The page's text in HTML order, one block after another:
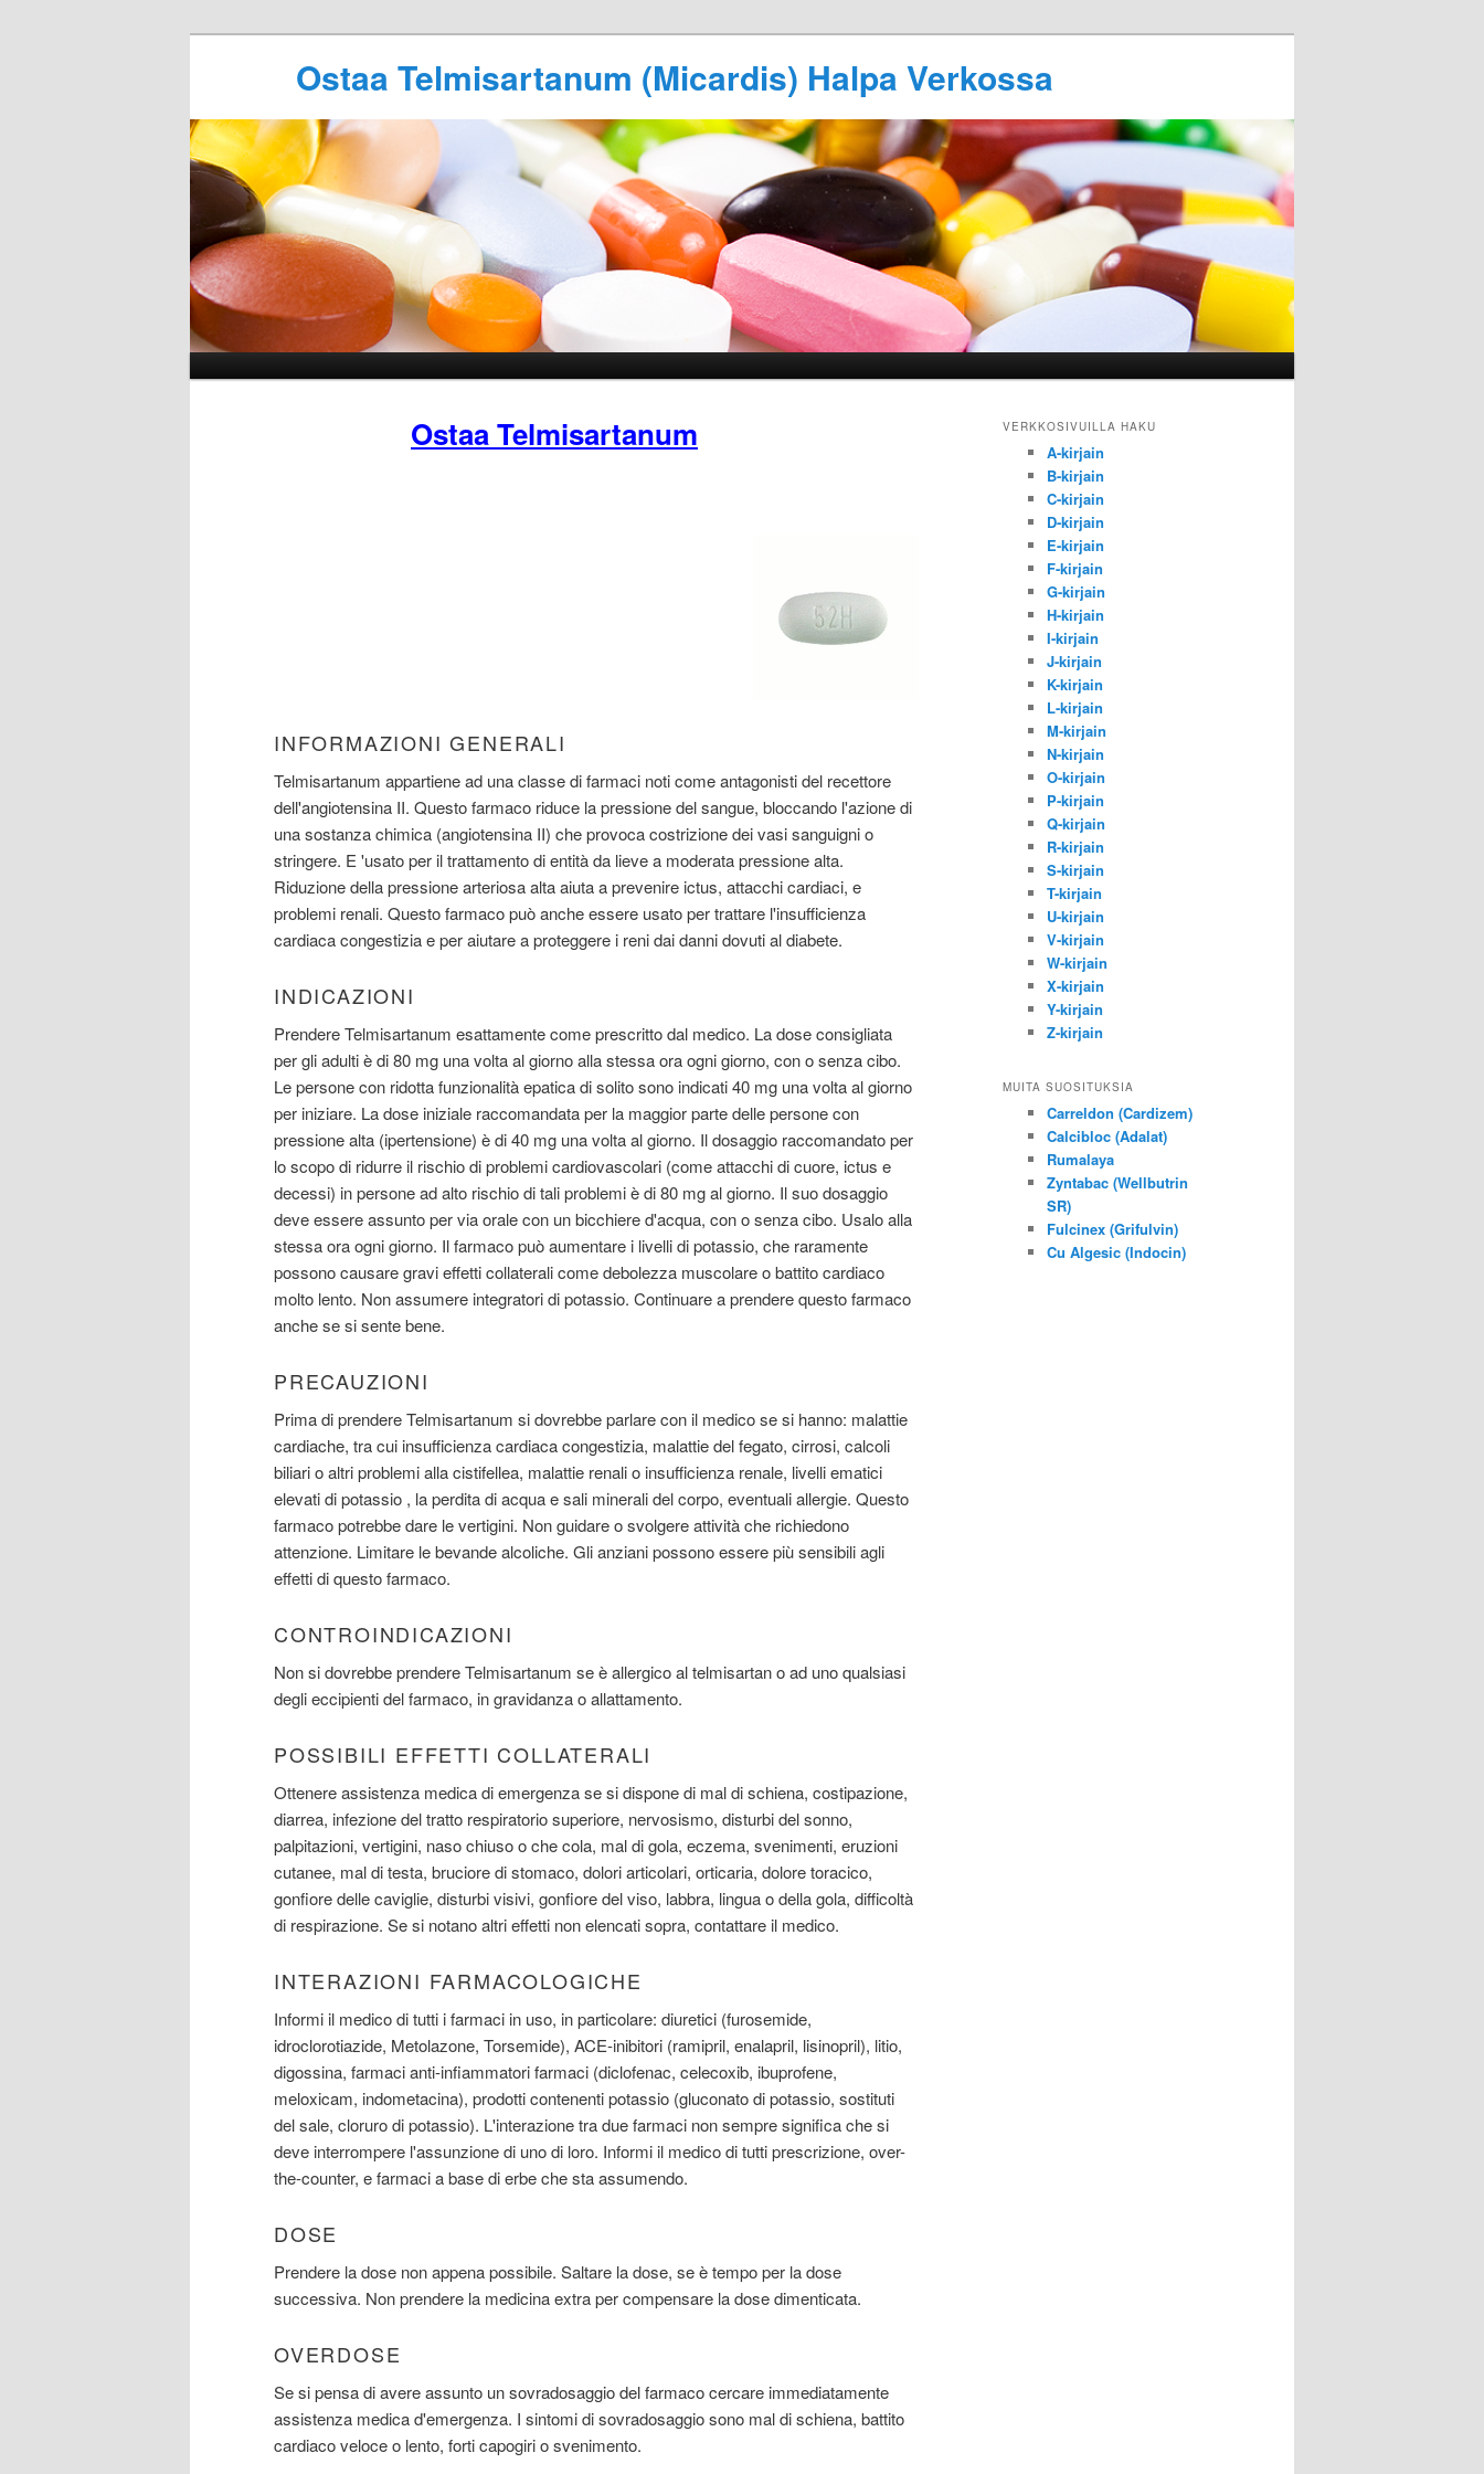
Ostaa Telmisartanum (Micardis) Halpa Verkossa
Ostaa Telmisartanum
INFORMAZIONI GENERALI
Telmisartanum appartiene ad una classe di farmaci noti come antagonisti del recettore
dell'angiotensina II. Questo farmaco riduce la pressione del sangue, bloccando l'azione di
una sostanza chimica (angiotensina II) che provoca costrizione dei vasi sanguigni o
stringere. E 'usato per il trattamento di entità da lieve a moderata pressione alta.
Riduzione della pressione arteriosa alta aiuta a prevenire ictus, attacchi cardiaci, e
problemi renali. Questo farmaco può anche essere usato per trattare l'insufficienza
cardiaca congestizia e per aiutare a proteggere i reni dai danni dovuti al diabete.
INDICAZIONI
Prendere Telmisartanum esattamente come prescritto dal medico. La dose consigliata
per gli adulti è di 80 mg una volta al giorno alla stessa ora ogni giorno, con o senza cibo.
Le persone con ridotta funzionalità epatica di solito sono indicati 40 mg una volta al giorno
per iniziare. La dose iniziale raccomandata per la maggior parte delle persone con
pressione alta (ipertensione) è di 40 mg una volta al giorno. Il dosaggio raccomandato per
lo scopo di ridurre il rischio di problemi cardiovascolari (come attacchi di cuore, ictus e
decessi) in persone ad alto rischio di tali problemi è di 80 mg al giorno. Il suo dosaggio
deve essere assunto per via orale con un bicchiere d'acqua, con o senza cibo. Usalo alla
stessa ora ogni giorno. Il farmaco può aumentare i livelli di potassio, che raramente
possono causare gravi effetti collaterali come debolezza muscolare o battito cardiaco
molto lento. Non assumere integratori di potassio. Continuare a prendere questo farmaco
anche se si sente bene.
PRECAUZIONI
Prima di prendere Telmisartanum si dovrebbe parlare con il medico se si hanno: malattie
cardiache, tra cui insufficienza cardiaca congestizia, malattie del fegato, cirrosi, calcoli
biliari o altri problemi alla cistifellea, malattie renali o insufficienza renale, livelli ematici
elevati di potassio , la perdita di acqua e sali minerali del corpo, eventuali allergie. Questo
farmaco potrebbe dare le vertigini. Non guidare o svolgere attività che richiedono
attenzione. Limitare le bevande alcoliche. Gli anziani possono essere più sensibili agli
effetti di questo farmaco.
CONTROINDICAZIONI
Non si dovrebbe prendere Telmisartanum se è allergico al telmisartan o ad uno qualsiasi
degli eccipienti del farmaco, in gravidanza o allattamento.
POSSIBILI EFFETTI COLLATERALI
Ottenere assistenza medica di emergenza se si dispone di mal di schiena, costipazione,
diarrea, infezione del tratto respiratorio superiore, nervosismo, disturbi del sonno,
palpitazioni, vertigini, naso chiuso o che cola, mal di gola, eczema, svenimenti, eruzioni
cutanee, mal di testa, bruciore di stomaco, dolori articolari, orticaria, dolore toracico,
gonfiore delle caviglie, disturbi visivi, gonfiore del viso, labbra, lingua o della gola, difficoltà
di respirazione. Se si notano altri effetti non elencati sopra, contattare il medico.
INTERAZIONI FARMACOLOGICHE
Informi il medico di tutti i farmaci in uso, in particolare: diuretici (furosemide,
idroclorotiazide, Metolazone, Torsemide), ACE-inibitori (ramipril, enalapril, lisinopril), litio,
digossina, farmaci anti-infiammatori farmaci (diclofenac, celecoxib, ibuprofene,
meloxicam, indometacina), prodotti contenenti potassio (gluconato di potassio, sostituti
del sale, cloruro di potassio). L'interazione tra due farmaci non sempre significa che si
deve interrompere l'assunzione di uno di loro. Informi il medico di tutti prescrizione, over-
the-counter, e farmaci a base di erbe che sta assumendo.
DOSE
Prendere la dose non appena possibile. Saltare la dose, se è tempo per la dose
successiva. Non prendere la medicina extra per compensare la dose dimenticata.
OVERDOSE
Se si pensa di avere assunto un sovradosaggio del farmaco cercare immediatamente
assistenza medica d'emergenza. I sintomi di sovradosaggio sono mal di schiena, battito
cardiaco veloce o lento, forti capogiri o svenimento.
VERKKOSIVUILLA HAKU
A-kirjain
B-kirjain
C-kirjain
D-kirjain
E-kirjain
F-kirjain
G-kirjain
H-kirjain
I-kirjain
J-kirjain
K-kirjain
L-kirjain
M-kirjain
N-kirjain
O-kirjain
P-kirjain
Q-kirjain
R-kirjain
S-kirjain
T-kirjain
U-kirjain
V-kirjain
W-kirjain
X-kirjain
Y-kirjain
Z-kirjain
MUITA SUOSITUKSIA
Carreldon (Cardizem)
Calcibloc (Adalat)
Rumalaya
Zyntabac (Wellbutrin
SR)
Fulcinex (Grifulvin)
Cu Algesic (Indocin)